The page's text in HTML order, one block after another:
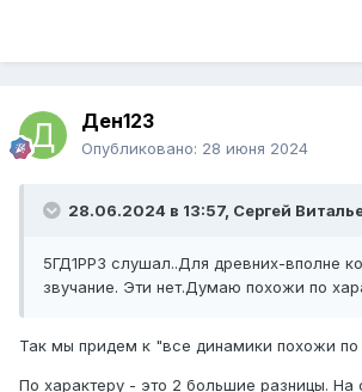
Ден123
Опубликовано: 28 июня 2024
28.06.2024 в 13:57, Сергей
5ГД1РРЗ слушал..Для древних-вполне
звучание. Эти нет.Думаю похожи по
Так мы придем к "все динамики похожи по
По характеру - это 2 большие разницы.